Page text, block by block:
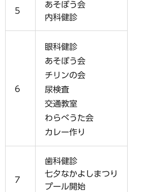
5
あそぼう会
内科健診
6
眼科健診
あそぼう会
チリンの会
尿検査
交通教室
わらべうた会
カレー作り
7
歯科健診
七夕なかよしまつり
プール開始